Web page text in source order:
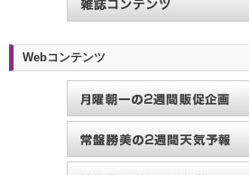
Webコンテンツ